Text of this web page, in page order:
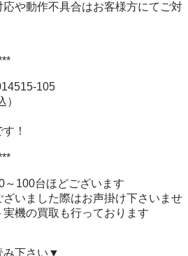
や動作不具合はお客様方にてご対
105
！
100台ほどございます
いました際はお声掛け下さいませ
機の買取も行っております
み下さい▼